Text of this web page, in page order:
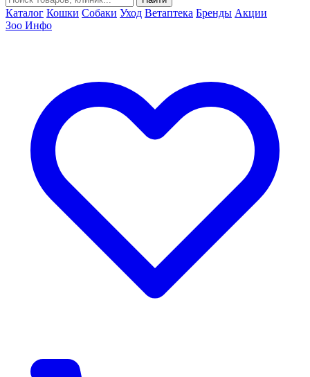
Каталог Кошки Собаки Уход Ветаптека Бренды Акции
Зоо Инфо